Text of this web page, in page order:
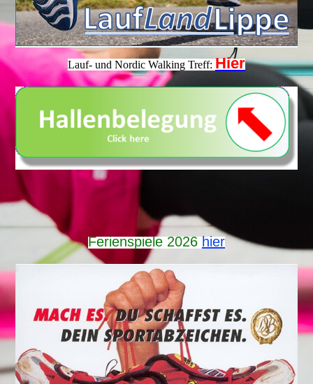
Lauf- und Nordic Walking Treff: Hier
Ferienspiele 2026hier